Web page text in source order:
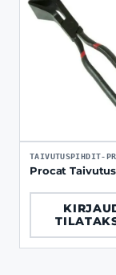
TAIVUTUSPIHDIT-
Procat